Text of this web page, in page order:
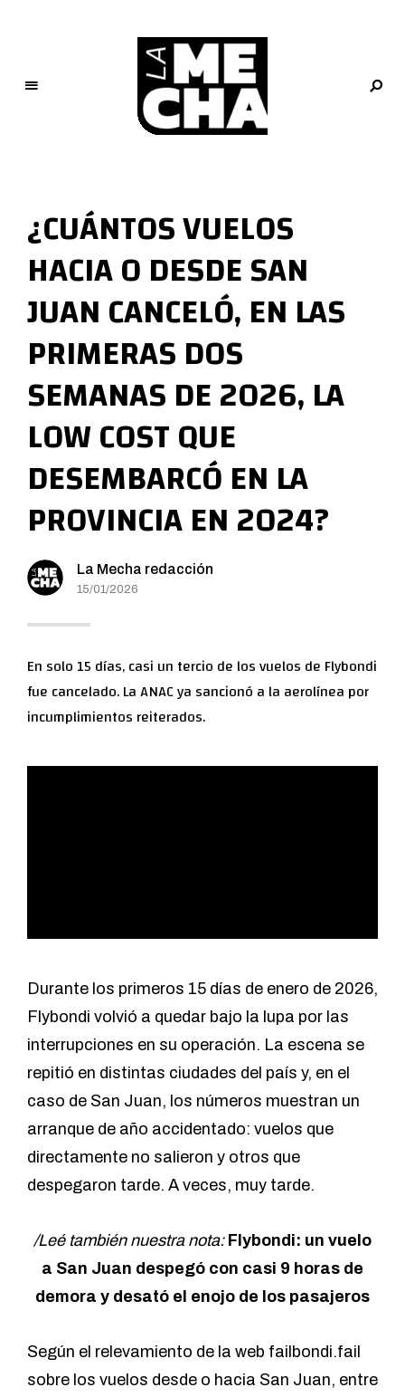
M
e
c
h
a
PERIODISMO DIGITAL
¿CUÁNTOS VUELOS
HACIA O DESDE SAN
JUAN CANCELÓ, EN LAS
PRIMERAS DOS
SEMANAS DE 2026, LA
LOW COST QUE
DESEMBARCÓ EN LA
PROVINCIA EN 2024?
La Mecha redacción
15/01/2026
En solo 15 días, casi un tercio de los vuelos de Flybondi
fue cancelado. La ANAC ya sancionó a la aerolínea por
incumplimientos reiterados.
Durante los primeros 15 días de enero de 2026,
Flybondi volvió a quedar bajo la lupa por las
interrupciones en su operación. La escena se
repitió en distintas ciudades del país y, en el
caso de San Juan, los números muestran un
arranque de año accidentado: vuelos que
directamente no salieron y otros que
despegaron tarde. A veces, muy tarde.
/Leé también nuestra nota: Flybondi: un vuelo
a San Juan despegó con casi 9 horas de
demora y desató el enojo de los pasajeros
Según el relevamiento de la web failbondi.fail
sobre los vuelos desde o hacia San Juan, entre